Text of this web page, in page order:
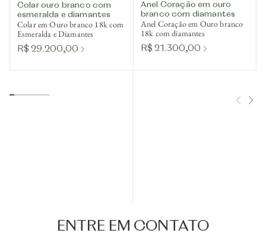
Colar ouro branco com
esmeralda e diamantes
Colar em Ouro branco 18k com
Esmeralda e Diamantes
R$ 29.200,00
Anel Coração em ouro
branco com diamantes
Anel Coração em Ouro branco
18k com diamantes
R$ 21.300,00
ENTRE EM CONTATO